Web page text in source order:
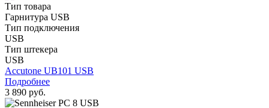
Тип товара
Гарнитура USB
Тип подключения
USB
Тип штекера
USB
Accutone UB101 USB
Подробнее
3 890 руб.